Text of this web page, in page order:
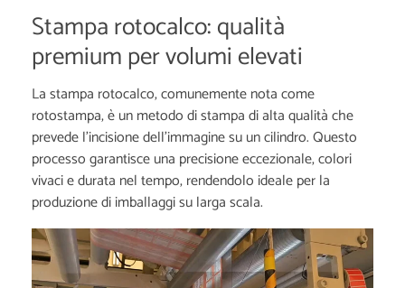
Stampa rotocalco: qualità
premium per volumi elevati
La stampa rotocalco, comunemente nota come
rotostampa, è un metodo di stampa di alta qualità che
prevede l'incisione dell'immagine su un cilindro. Questo
processo garantisce una precisione eccezionale, colori
vivaci e durata nel tempo, rendendolo ideale per la
produzione di imballaggi su larga scala.